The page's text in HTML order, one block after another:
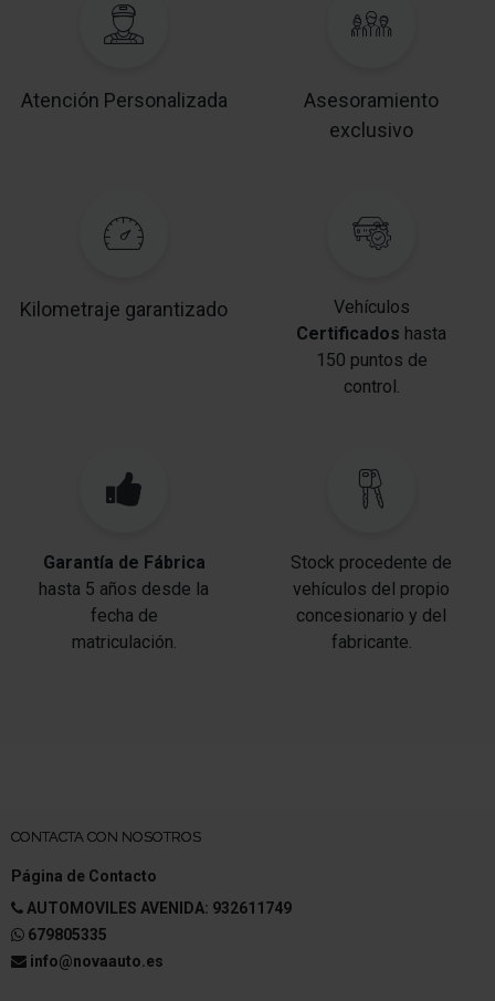
Atención Personalizada
Asesoramiento
exclusivo
Kilometraje garantizado
Vehículos
Certificados hasta
150 puntos de
control.
Garantía de Fábrica
hasta 5 años desde la
fecha de
matriculación.
Stock procedente de
vehículos del propio
concesionario y del
fabricante.
CONTACTA CON NOSOTROS
Página de Contacto
AUTOMOVILES AVENIDA: 932611749
679805335
info@novaauto.es